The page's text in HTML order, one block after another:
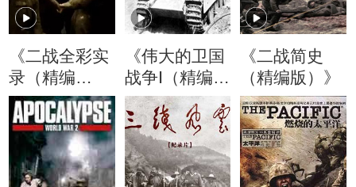
《二战全彩实
录（精编
版）》
《伟大的卫国
战争Ⅰ（精编
版）》
《二战简史
（精编版）》